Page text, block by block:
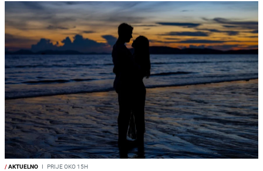
/AKTUELNO I PRIJE OKO 15H